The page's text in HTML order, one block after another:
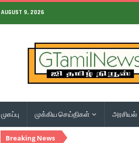
AUGUST 9, 2026
முகப்பு முக்கிய செய்திகள் அரசியல்
Breaking News